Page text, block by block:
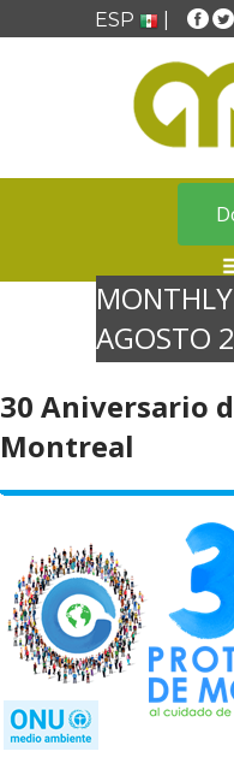
ESP
AGOSTO
30 Aniversario
Montreal